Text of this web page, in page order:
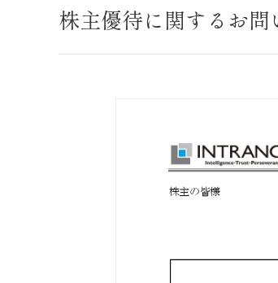
株主優待に関するお